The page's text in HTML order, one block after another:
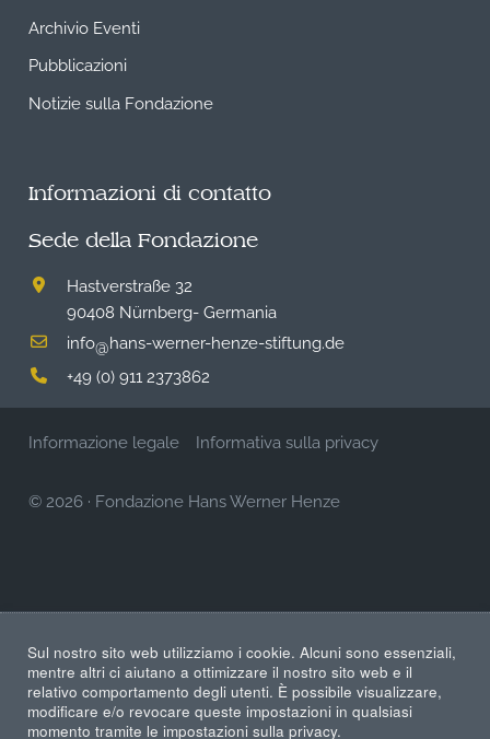
Archivio Eventi
Pubblicazioni
Notizie sulla Fondazione
Informazioni di contatto
Sede della Fondazione
Hastverstraße 32
90408 Nürnberg- Germania
info@hans-werner-henze-stiftung.de
+49 (0) 911 2373862
Informazione legale Informativa sulla privacy
© 2026 · Fondazione Hans Werner Henze
Sul nostro sito web utilizziamo i cookie. Alcuni sono essenziali,
mentre altri ci aiutano a ottimizzare il nostro sito web e il
relativo comportamento degli utenti. È possibile visualizzare,
modificare e/o revocare queste impostazioni in qualsiasi
momento tramite le impostazioni sulla privacy.